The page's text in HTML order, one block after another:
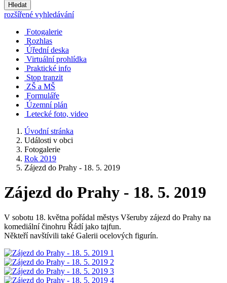
Hledat
rozšířené vyhledávání
Fotogalerie
Rozhlas
Úřední deska
Virtuální prohlídka
Praktické info
Stop tranzit
ZŠ a MŠ
Formuláře
Územní plán
Letecké foto, video
Úvodní stránka
Události v obci
Fotogalerie
Rok 2019
Zájezd do Prahy - 18. 5. 2019
Zájezd do Prahy - 18. 5. 2019
V sobotu 18. května pořádal městys Všeruby zájezd do Prahy na
komediální činohru Řádí jako tajfun.
Někteří navštívili také Galerii ocelových figurín.